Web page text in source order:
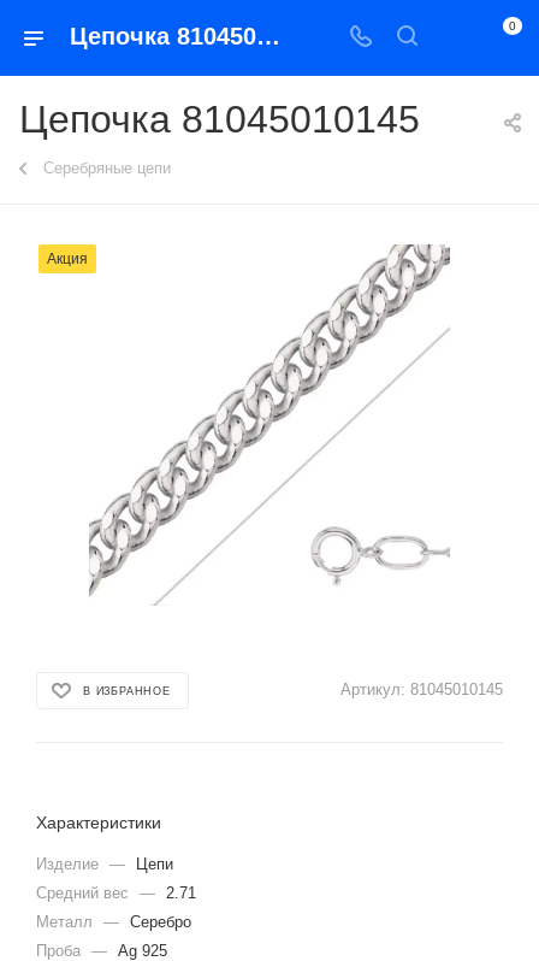
Цепочка 81045010145 0
Цепочка 81045010145
Серебряные цепи
Акция
В ИЗБРАННОЕ Артикул: 81045010145
Характеристики
Изделие —
Цепи
Средний вес
— 2.71
Металл
— Серебро
Проба — Ag 925